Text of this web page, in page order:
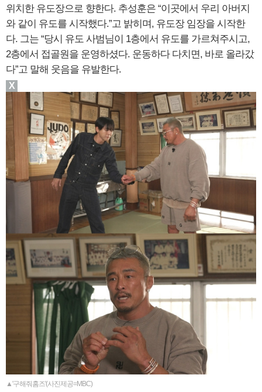
위치한 유도장으로 향한다. 추성훈은 “이곳에서 우리 아버지
와 같이 유도를 시작했다.”고 밝히며, 유도장 임장을 시작한
다. 그는 “당시 유도 사범님이 1층에서 유도를 가르쳐주시고,
2층에서 접골원을 운영하셨다. 운동하다 다치면, 바로 올라갔
다”고 말해 웃음을 유발한다.
▲'구해줘홈즈'(사진제공=MBC)
X